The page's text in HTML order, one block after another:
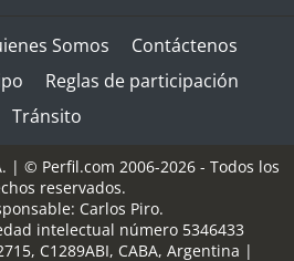
Somos
Contáctenos
Reglas de participación
Tránsito
| © Perfil.com 2006-2026 - Todos los
reservados.
Carlos Piro.
intelectual número 5346433
, C1289ABI, CABA, Argentina |